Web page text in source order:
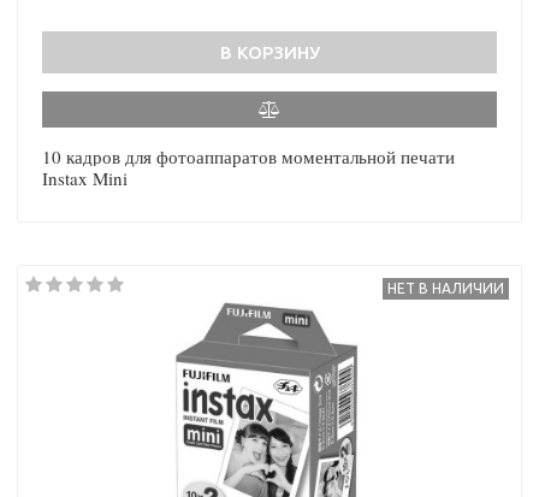
В КОРЗИНУ
10 кадров для фотоаппаратов моментальной печати
Instax Mini
НЕТ В НАЛИЧИИ